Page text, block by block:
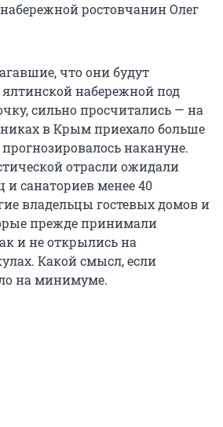
ростовчанин Олег
что они будут
набережной под
сильно просчитались — на
в Крым приехало больше
накануне.
отрасли ожидали
и санаториев менее 40
владельцы гостевых домов и
прежде принимали
и не открылись на
Какой смысл, если
на минимуме.